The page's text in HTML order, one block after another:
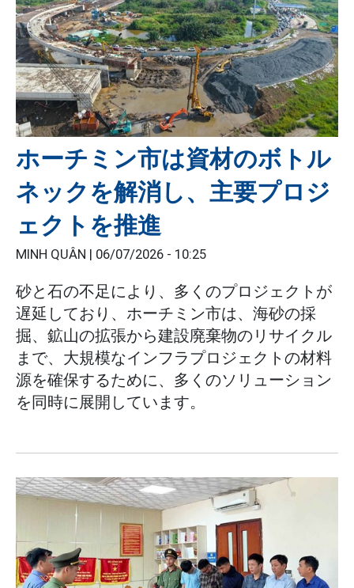
ホーチミン市は資材のボトル
ネックを解消し、主要プロジ
ェクトを推進
MINH QUÂN | 06/07/2026 - 10:25
砂と石の不足により、多くのプロジェクトが
遅延しており、ホーチミン市は、海砂の採
掘、鉱山の拡張から建設廃棄物のリサイクル
まで、大規模なインフラプロジェクトの材料
源を確保するために、多くのソリューション
を同時に展開しています。